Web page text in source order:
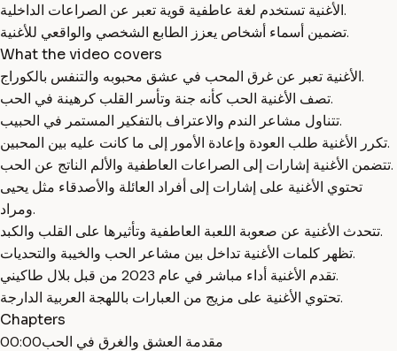
الأغنية تستخدم لغة عاطفية قوية تعبر عن الصراعات الداخلية.
تضمين أسماء أشخاص يعزز الطابع الشخصي والواقعي للأغنية.
What the video covers
الأغنية تعبر عن غرق المحب في عشق محبوبه والتنفس بالكوراج.
تصف الأغنية الحب كأنه جنة وتأسر القلب كرهينة في الحب.
تتناول مشاعر الندم والاعتراف بالتفكير المستمر في الحبيب.
تكرر الأغنية طلب العودة وإعادة الأمور إلى ما كانت عليه بين المحبين.
تتضمن الأغنية إشارات إلى الصراعات العاطفية والألم الناتج عن الحب.
تحتوي الأغنية على إشارات إلى أفراد العائلة والأصدقاء مثل يحيى
ومراد.
تتحدث الأغنية عن صعوبة اللعبة العاطفية وتأثيرها على القلب والكبد.
تظهر كلمات الأغنية تداخل بين مشاعر الحب والخيبة والتحديات.
تقدم الأغنية أداء مباشر في عام 2023 من قبل بلال طاكيني.
تحتوي الأغنية على مزيج من العبارات باللهجة العربية الدارجة.
Chapters
00:00مقدمة العشق والغرق في الحب